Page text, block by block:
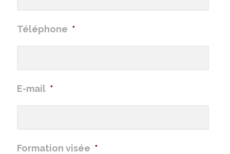
Téléphone *
E-mail *
Formation visée *